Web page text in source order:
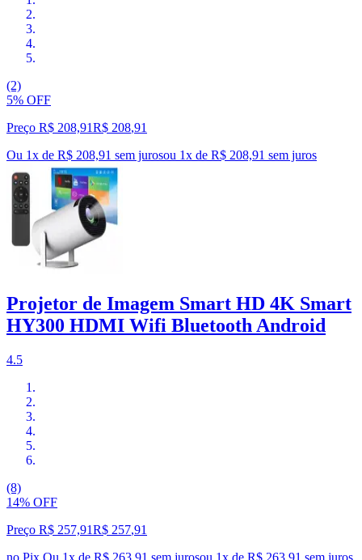
(2)
5% OFF
Preço R$ 208,91R$ 208,91
Ou 1x de R$ 208,91 sem jurosou 1x de R$ 208,91 sem juros
Projetor de Imagem Smart HD 4K Smart
HY300 HDMI Wifi Bluetooth Android
4.5
(8)
14% OFF
Preço R$ 257,91R$ 257,91
no Pix Ou 1x de R$ 263,91 sem jurosou 1x de R$ 263,91 sem juros